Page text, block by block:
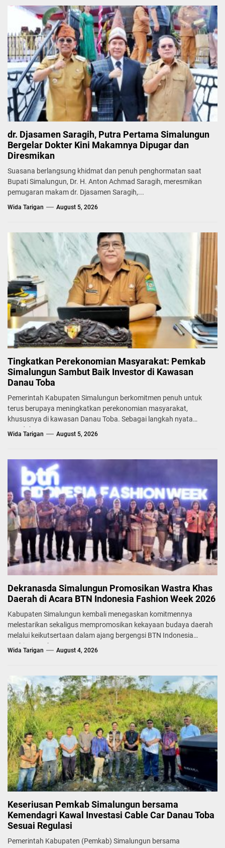
dr. Djasamen Saragih, Putra Pertama Simalungun
Bergelar Dokter Kini Makamnya Dipugar dan
Diresmikan
Suasana berlangsung khidmat dan penuh penghormatan saat
Bupati Simalungun, Dr. H. Anton Achmad Saragih, meresmikan
pemugaran makam dr. Djasamen Saragih,...
Wida Tarigan August 5, 2026
Tingkatkan Perekonomian Masyarakat: Pemkab
Simalungun Sambut Baik Investor di Kawasan
Danau Toba
Pemerintah Kabupaten Simalungun berkomitmen penuh untuk
terus berupaya meningkatkan perekonomian masyarakat,
khususnya di kawasan Danau Toba. Sebagai langkah nyata
mendukung...
Wida Tarigan August 5, 2026
Dekranasda Simalungun Promosikan Wastra Khas
Daerah di Acara BTN Indonesia Fashion Week 2026
Kabupaten Simalungun kembali menegaskan komitmennya
melestarikan sekaligus mempromosikan kekayaan budaya daerah
melalui keikutsertaan dalam ajang bergengsi BTN Indonesia
Fashion Week...
Wida Tarigan August 4, 2026
Keseriusan Pemkab Simalungun bersama
Kemendagri Kawal Investasi Cable Car Danau Toba
Sesuai Regulasi
Pemerintah Kabupaten (Pemkab) Simalungun bersama